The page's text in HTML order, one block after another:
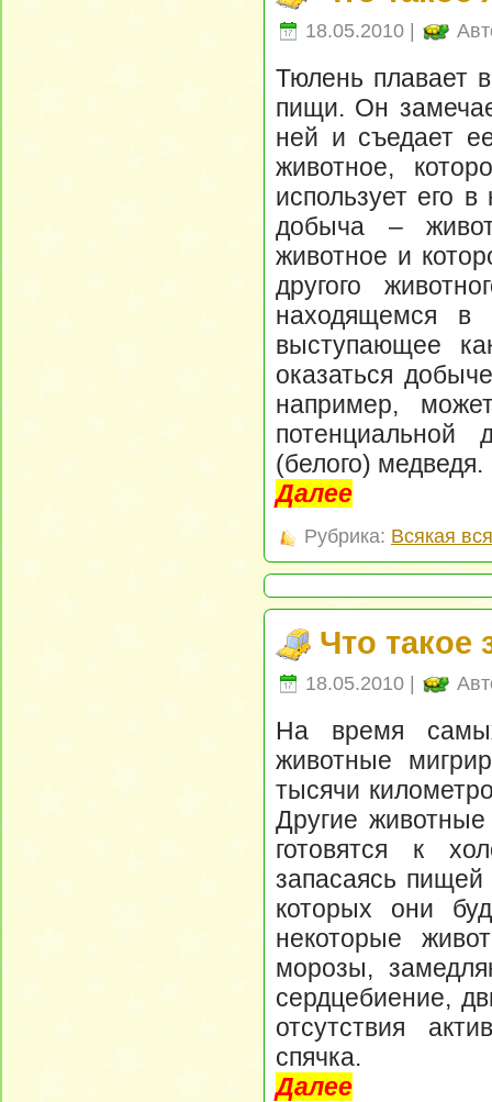
18.05.2010 |
Тюлень плавает
пищи. Он
ней и съедает
животное,
использует его
добыча –
животное и
другого
находящемся в
выступающее
оказаться
например,
потенциальной
(белого) медведя.
Далее
Рубрика: Всякая
Что такое
18.05.2010 |
На время
животные
тысячи
Другие
готовятся к
запасаясь
которых они
некоторые
морозы,
сердцебиение,
отсутствия
спячка.
Далее